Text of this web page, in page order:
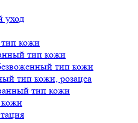
уход
кожи
тип кожи
тип кожи
тип кожи, розацеа
тип кожи